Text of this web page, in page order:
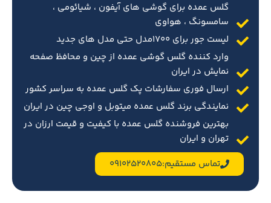
گلس عمده برای گوشی های آیفون ، شیائومی ،
سامسونگ ، هواوی
لیست جور برای 1700مدل حتی مدل های جدید
وارد کننده گلس گوشی عمده از چین و محافظ صفحه
نمایش در ایران
ارسال فوری سفارشات پک گلس عمده به سراسر کشور
نمایندگی برند گلس عمده میتوبل و اوجی چین در ایران
بهترین فروشنده گلس عمده با کیفیت و قیمت ارزان در
تهران و ایران
تماس مستقیم:09102520805